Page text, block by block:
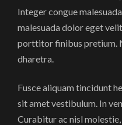
Integer congue
malesuada dolor eget
porttitor finibus pretium.
dharetra.
Fusce aliquam tincidunt
sit amet vestibulum. In
Curabitur ac nisl